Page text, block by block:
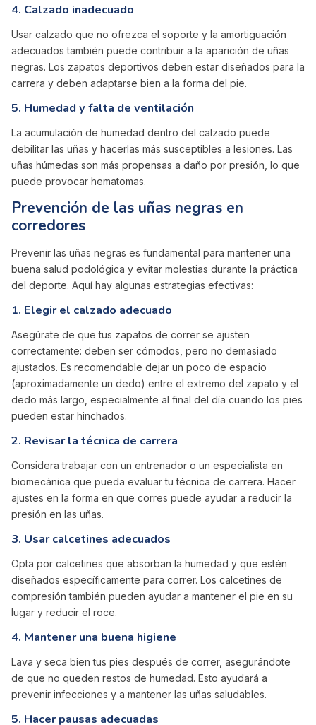
4. Calzado inadecuado
Usar calzado que no ofrezca el soporte y la amortiguación
adecuados también puede contribuir a la aparición de uñas
negras. Los zapatos deportivos deben estar diseñados para la
carrera y deben adaptarse bien a la forma del pie.
5. Humedad y falta de ventilación
La acumulación de humedad dentro del calzado puede
debilitar las uñas y hacerlas más susceptibles a lesiones. Las
uñas húmedas son más propensas a daño por presión, lo que
puede provocar hematomas.
Prevención de las uñas negras en
corredores
Prevenir las uñas negras es fundamental para mantener una
buena salud podológica y evitar molestias durante la práctica
del deporte. Aquí hay algunas estrategias efectivas:
1. Elegir el calzado adecuado
Asegúrate de que tus zapatos de correr se ajusten
correctamente: deben ser cómodos, pero no demasiado
ajustados. Es recomendable dejar un poco de espacio
(aproximadamente un dedo) entre el extremo del zapato y el
dedo más largo, especialmente al final del día cuando los pies
pueden estar hinchados.
2. Revisar la técnica de carrera
Considera trabajar con un entrenador o un especialista en
biomecánica que pueda evaluar tu técnica de carrera. Hacer
ajustes en la forma en que corres puede ayudar a reducir la
presión en las uñas.
3. Usar calcetines adecuados
Opta por calcetines que absorban la humedad y que estén
diseñados específicamente para correr. Los calcetines de
compresión también pueden ayudar a mantener el pie en su
lugar y reducir el roce.
4. Mantener una buena higiene
Lava y seca bien tus pies después de correr, asegurándote
de que no queden restos de humedad. Esto ayudará a
prevenir infecciones y a mantener las uñas saludables.
5. Hacer pausas adecuadas